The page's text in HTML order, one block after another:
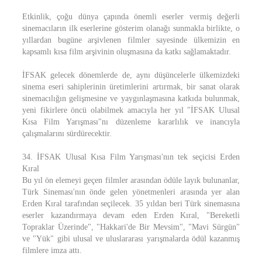
Etkinlik, çoğu dünya çapında önemli eserler vermiş değerli
sinemacıların ilk eserlerine gösterim olanağı sunmakla birlikte, o
yıllardan bugüne arşivlenen filmler sayesinde ülkemizin en
kapsamlı kısa film arşivinin oluşmasına da katkı sağlamaktadır.
İFSAK gelecek dönemlerde de, aynı düşüncelerle ülkemizdeki
sinema eseri sahiplerinin üretimlerini artırmak, bir sanat olarak
sinemacılığın gelişmesine ve yaygınlaşmasına katkıda bulunmak,
yeni fikirlere öncü olabilmek amacıyla her yıl "İFSAK Ulusal
Kısa Film Yarışması"nı düzenleme kararlılık ve inancıyla
çalışmalarını sürdürecektir.
34. İFSAK Ulusal Kısa Film Yarışması'nın tek seçicisi Erden
Kıral
Bu yıl ön elemeyi geçen filmler arasından ödüle layık bulunanlar,
Türk Sineması'nın önde gelen yönetmenleri arasında yer alan
Erden Kıral tarafından seçilecek. 35 yıldan beri Türk sinemasına
eserler kazandırmaya devam eden Erden Kıral, "Bereketli
Topraklar Üzerinde", "Hakkari'de Bir Mevsim", "Mavi Sürgün"
ve "Yük" gibi ulusal ve uluslararası yarışmalarda ödül kazanmış
filmlere imza attı.